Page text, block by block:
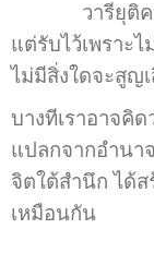
วารียุติความ
แต่รับไว้เพราะ
ไม่มีสิ่งใดจะสูญ
บางทีเราอาจคิ
แปลกจากอำนา
จิตใต้สำนึก ได้ส
เหมือนกัน